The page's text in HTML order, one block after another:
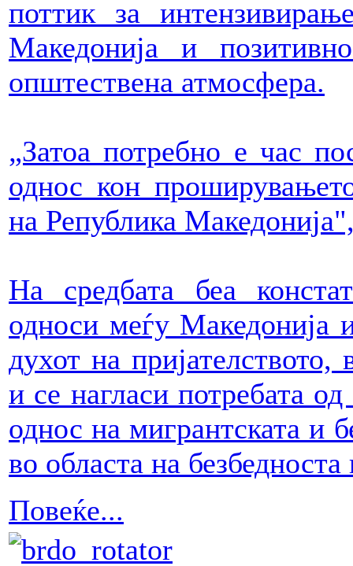
поттик за
Македонија и
општествена атмосфера.
„Затоа потребно е час
однос кон
на Република
На средбата беа
односи меѓу Македонија
духот на
и се нагласи потребата
однос на мигрантската и
во областа на
Повеќе...